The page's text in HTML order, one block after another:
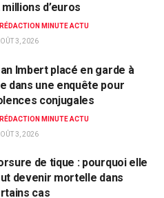
millions d’euros
RÉDACTION MINUTE ACTU
3, 2026
Imbert placé en garde à
dans une enquête pour
conjugales
RÉDACTION MINUTE ACTU
3, 2026
de tique : pourquoi elle
devenir mortelle dans
cas